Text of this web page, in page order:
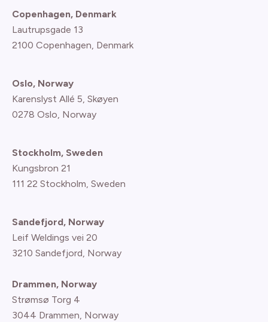
Copenhagen, Denmark
Lautrupsgade 13
2100 Copenhagen, Denmark
Oslo, Norway
Karenslyst Allé 5, Skøyen
0278 Oslo, Norway
Stockholm, Sweden
Kungsbron 21
111 22 Stockholm, Sweden
Sandefjord, Norway
Leif Weldings vei 20
3210 Sandefjord, Norway
Drammen, Norway
Strømsø Torg 4
3044 Drammen, Norway